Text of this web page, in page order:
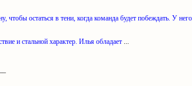
чтобы остаться в тени, когда команда будет побеждать. У
и стальной характер. Илья обладает ...